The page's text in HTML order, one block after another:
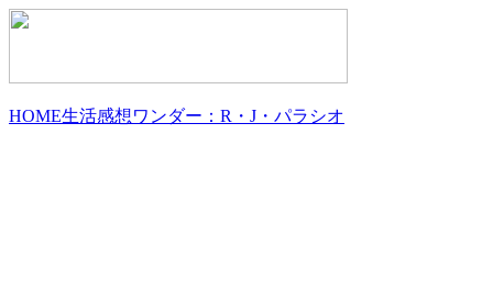
HOME生活感想ワンダー：R・J・パラシオ